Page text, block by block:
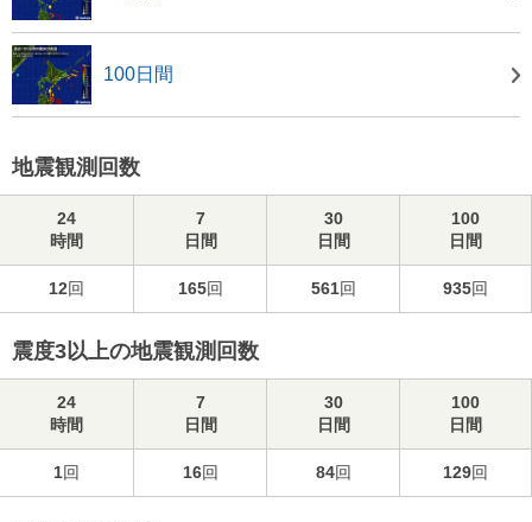
100日間
地震観測回数
24
時間
7
日間
30
日間
100
日間
12回 165回 561回 935回
震度3以上の地震観測回数
24
時間
7
日間
30
日間
100
日間
1回 16回 84回 129回